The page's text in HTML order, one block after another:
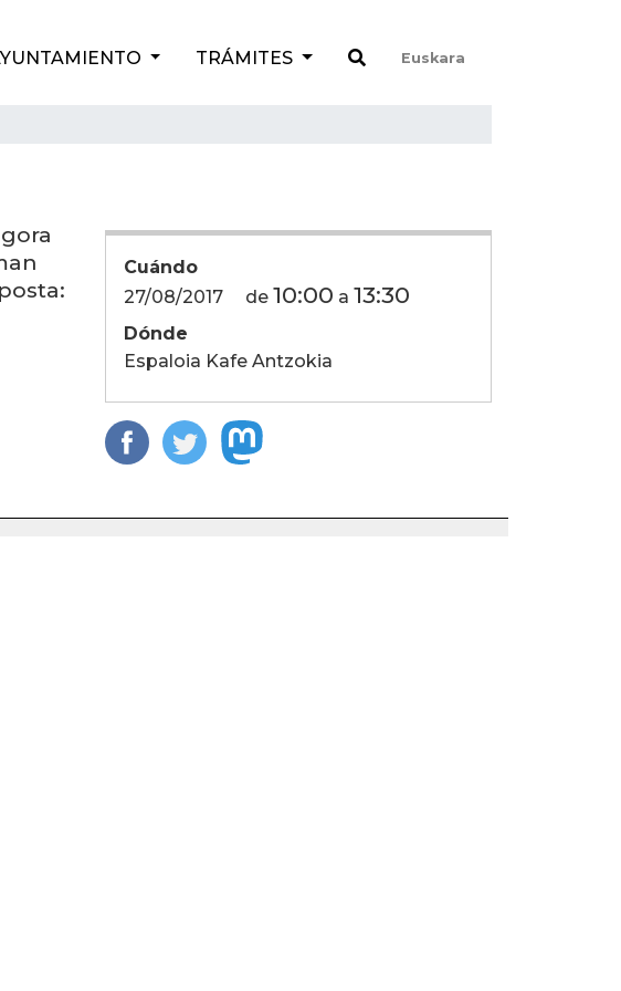
TRÁMITES Euskara
Cuándo
27/08/2017
de 10:00 a 13:30
Dónde
Espaloia Kafe Antzokia